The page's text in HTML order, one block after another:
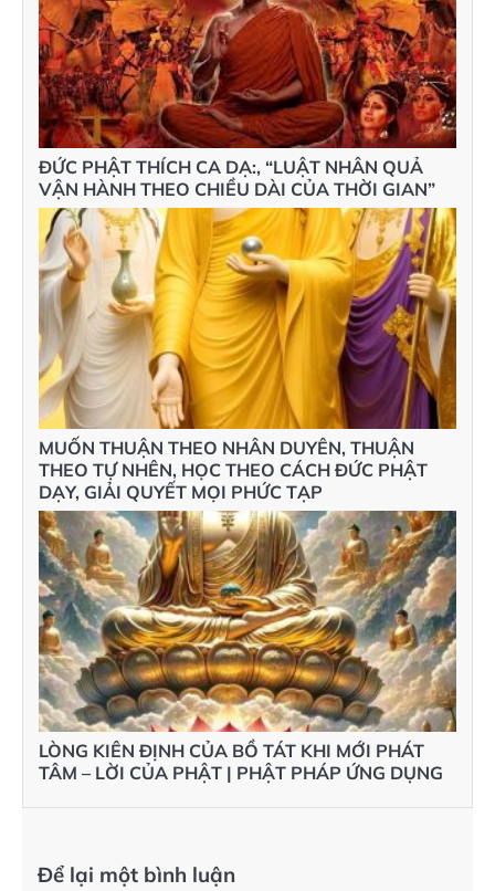
ĐỨC PHẬT THÍCH CA DẠ:, “LUẬT NHÂN QUẢ
VẬN HÀNH THEO CHIỀU DÀI CỦA THỜI GIAN”
MUỐN THUẬN THEO NHÂN DUYÊN, THUẬN
THEO TỰ NHÊN, HỌC THEO CÁCH ĐỨC PHẬT
DẠY, GIẢI QUYẾT MỌI PHỨC TẠP
LÒNG KIÊN ĐỊNH CỦA BỒ TÁT KHI MỚI PHÁT
TÂM – LỜI CỦA PHẬT | PHẬT PHÁP ỨNG DỤNG
Để lại một bình luận